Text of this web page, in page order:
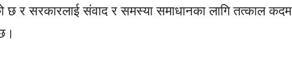
छ र सरकारलाई संवाद र समस्या समाधानका लागि तत्काल कदम